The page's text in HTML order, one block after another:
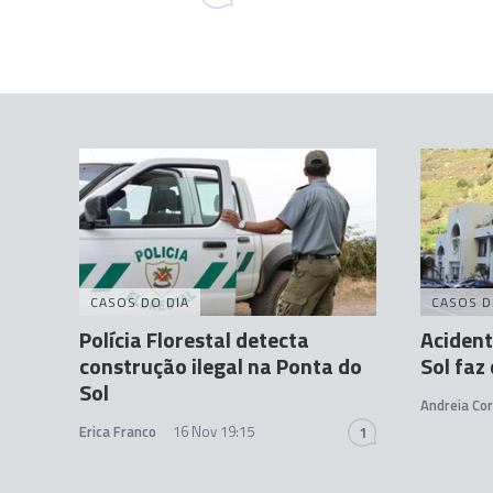
CASOS DO DIA
Polícia Florestal detecta
construção ilegal na Ponta do
Sol
Erica Franco 16 Nov 19:15 1
CASOS
Sol
Andreia